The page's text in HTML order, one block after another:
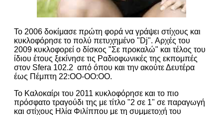
Το 2006 δοκίμασε πρώτη φορά να γράψει στίχους και
κυκλοφόρησε το πολύ πετυχημένο "Dj". Αρχές του
2009 κυκλοφορεί ο δίσκος "Σε προκαλώ" και τέλος του
ίδιου έτους ξεκίνησε τις Ραδιοφωνικές της εκπομπές
στον Sfera 102.2 από όπου και την ακούτε Δευτέρα
έως Πέμπτη 22:ΟΟ-OO:ΟΟ.
Το Καλοκαίρι του 2011 κυκλοφόρησε και το πιο
πρόσφατο τραγούδι της με τίτλο "2 σε 1" σε παραγωγή
και στίχους Ηλία Φιλίππου με τη συμμετοχή του